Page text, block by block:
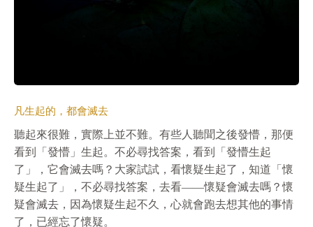
凡生起的，都會滅去
聽起來很難，實際上並不難。有些人聽聞之後發懵，那便
看到「發懵」生起。不必尋找答案，看到「發懵生起
了」，它會滅去嗎？大家試試，看懷疑生起了，知道「懷
疑生起了」，不必尋找答案，去看——懷疑會滅去嗎？懷
疑會滅去，因為懷疑生起不久，心就會跑去想其他的事情
了，已經忘了懷疑。